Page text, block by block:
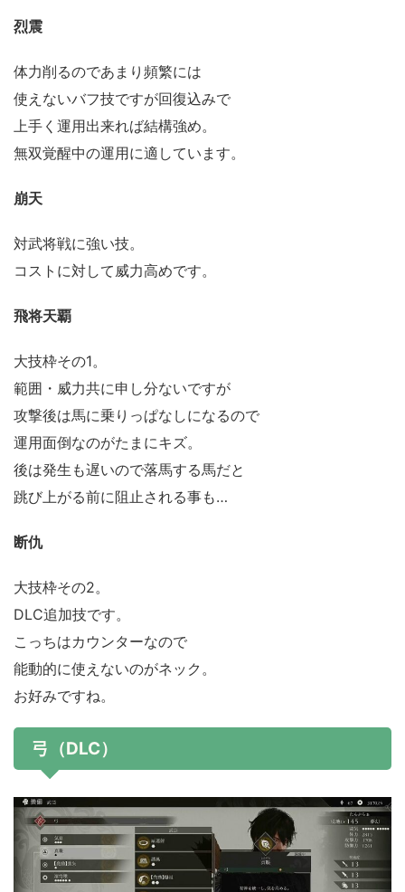
烈震
体力削るのであまり頻繁には
使えないバフ技ですが回復込みで
上手く運用出来れば結構強め。
無双覚醒中の運用に適しています。
崩天
対武将戦に強い技。
コストに対して威力高めです。
飛将天覇
大技枠その1。
範囲・威力共に申し分ないですが
攻撃後は馬に乗りっぱなしになるので
運用面倒なのがたまにキズ。
後は発生も遅いので落馬する馬だと
跳び上がる前に阻止される事も…
断仇
大技枠その2。
DLC追加技です。
こっちはカウンターなので
能動的に使えないのがネック。
お好みですね。
弓（DLC）